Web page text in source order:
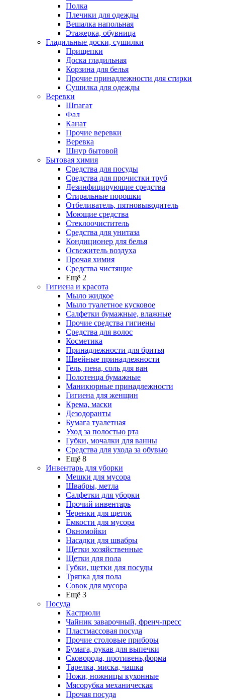
Полка
Плечики для одежды
Вешалка напольная
Этажерка, обувница
Гладильные доски, сушилки
Прищепки
Доска гладильная
Корзина для белья
Прочие принадлежности для стирки
Сушилка для одежды
Веревки
Шпагат
Фал
Канат
Прочие веревки
Веревка
Шнур бытовой
Бытовая химия
Средства для посуды
Средства для прочистки труб
Дезинфицирующие средства
Стиральные порошки
Отбеливатель, пятновыводитель
Моющие средства
Стеклоочиститель
Средства для унитаза
Кондиционер для белья
Освежитель воздуха
Прочая химия
Средства чистящие
Ещё 2
Гигиена и красота
Мыло жидкое
Мыло туалетное кусковое
Салфетки бумажные, влажные
Прочие средства гигиены
Средства для волос
Косметика
Принадлежности для бритья
Швейные принадлежности
Гель, пена, соль для ван
Полотенца бумажные
Маникюрные принадлежности
Гигиена для женщин
Крема, маски
Дезодоранты
Бумага туалетная
Уход за полостью рта
Губки, мочалки для ванны
Средства для ухода за обувью
Ещё 8
Инвентарь для уборки
Мешки для мусора
Швабры, метла
Салфетки для уборки
Прочий инвентарь
Черенки для щеток
Емкости для мусора
Окномойки
Насадки для швабры
Щетки хозяйственные
Щетки для пола
Губки, щетки для посуды
Тряпка для пола
Совок для мусора
Ещё 3
Посуда
Кастрюли
Чайник заварочный, френч-пресс
Пластмассовая посуда
Прочие столовые приборы
Бумага, рукав для выпечки
Сковорода, противень,форма
Тарелка, миска, чашка
Ножи, ножницы кухонные
Мясорубка механическая
Прочая посуда